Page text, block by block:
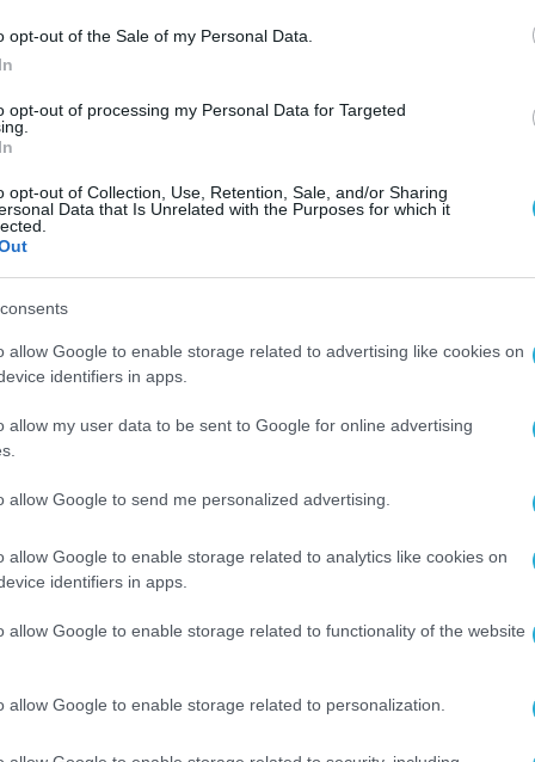
opt-out of the Sale of my Personal Data.
opt-out of processing my Personal Data for Targeted
opt-out of Collection, Use, Retention, Sale, and/or Sharing
Data that Is Unrelated with the Purposes for which it
allow Google to enable storage related to advertising like cookies on
identifiers in apps.
allow my user data to be sent to Google for online advertising
allow Google to send me personalized advertising.
allow Google to enable storage related to analytics like cookies on
identifiers in apps.
allow Google to enable storage related to functionality of the website
allow Google to enable storage related to personalization.
επιχείρηση COMAO, έγινε περισσότερο
δεύτερο κύμα επιθέσεων, αλλά οι Ισραηλινοί
στον στόχο τους και δεν επέκτειναν το
2024 έξι μαχητικά αεροσκάφη F-16 που
Πολεμική Αεροπορία
στο Κατάρ.
F-16 αυξήθηκε σημαντικά η παρουσία των
δυνάμεων στους στρατώνες Tariq bin
η Κοινή Συνδυασμένη Διοίκηση Τουρκίας-
Rafale στην κοινή μοίρα.
για να αποτρέψει την εισβολή στο
που προκλήθηκε από την συμφωνία του
το κοίτασμα «Παρς» στην ενδιάμεση
του Κόλπου.
βάσης στο Κατάρ,της